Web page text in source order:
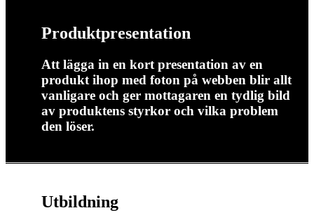
Produktpresentation
Att lägga in en kort presentation av en
produkt ihop med foton på webben blir allt
vanligare och ger mottagaren en tydlig bild
av produktens styrkor och vilka problem
den löser.
Utbildning